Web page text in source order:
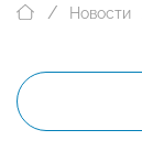
Новости